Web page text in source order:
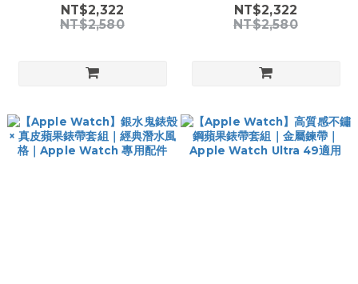
經典潛水風格｜Apple
Watch 專用配件
NT$2,322
NT$2,580
經典潛水風格｜Apple
Watch 專用配件
NT$2,322
NT$2,580